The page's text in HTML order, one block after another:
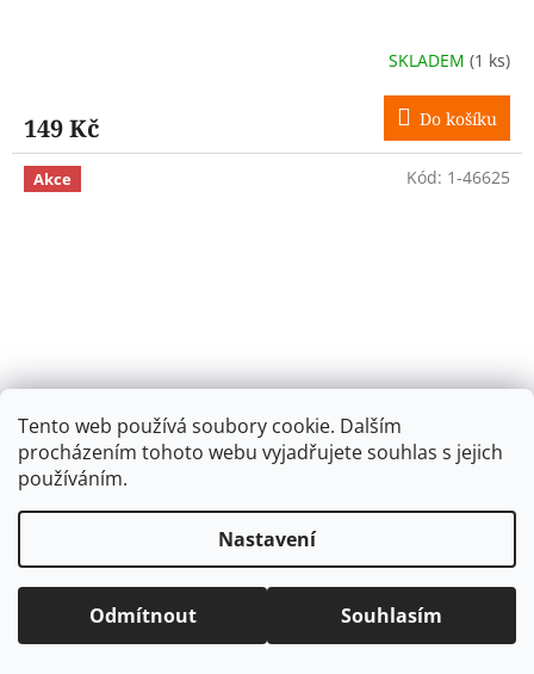
Tento web používá soubory cookie. Dalším
procházením tohoto webu vyjadřujete souhlas s jejich
používáním.
Nastavení
Odmítnout Souhlasím
SKLADEM (1 ks)
149 Kč Do košíku
Akce Kód: 1-46625